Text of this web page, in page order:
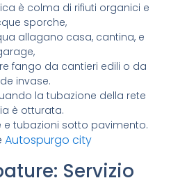
è colma di rifiuti organici e
sporche,
allagano casa, cantina, e
fango da cantieri edili o da
invase.
la tubazione della rete
è otturata.
e tubazioni sotto pavimento.
Autospurgo city
Servizio